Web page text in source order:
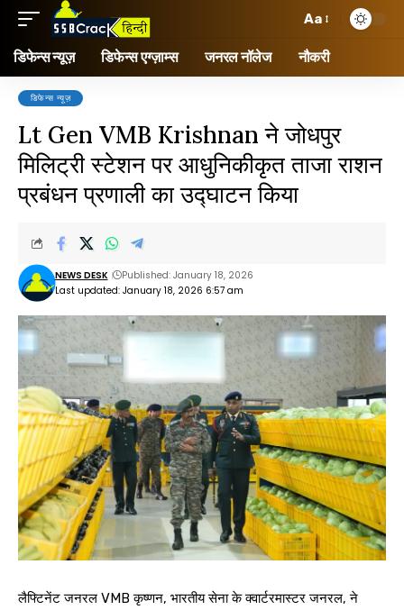
Aa
डिफेन्स न्यूज़ डिफेन्स एग्ज़ाम्स जनरल नॉलेज नौकरी
डिफेन्स न्यूज़
Lt Gen VMB Krishnan ने जोधपुर
मिलिट्री स्टेशन पर आधुनिकीकृत ताजा राशन
प्रबंधन प्रणाली का उद्घाटन किया
Last updated: January 18, 2026 6:57 am
NEWS DESK Published: January 18, 2026
लैफ्टिनेंट जनरल VMB कृष्णन, भारतीय सेना के क्वार्टरमास्टर जनरल, ने